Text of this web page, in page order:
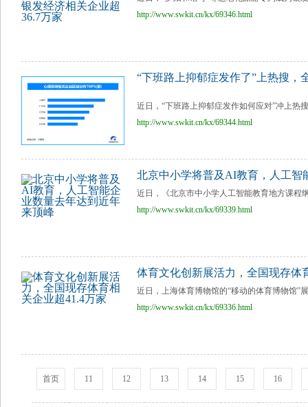
http://www.swkit.cn/kx/69346.html
“下班路上抑郁症发作了”上热搜，
近日，“下班路上抑郁症发作如何应对”冲上热
http://www.swkit.cn/kx/69344.html
北京中小学将普及AI教育，人工智
近日，《北京市中小学人工智能教育地方课程
http://www.swkit.cn/kx/69339.html
体育文化创新展活力，全国现存体
近日，上海体育博物馆的“移动的体育博物馆”
http://www.swkit.cn/kx/69336.html
首页 11 12 13 14 15 16